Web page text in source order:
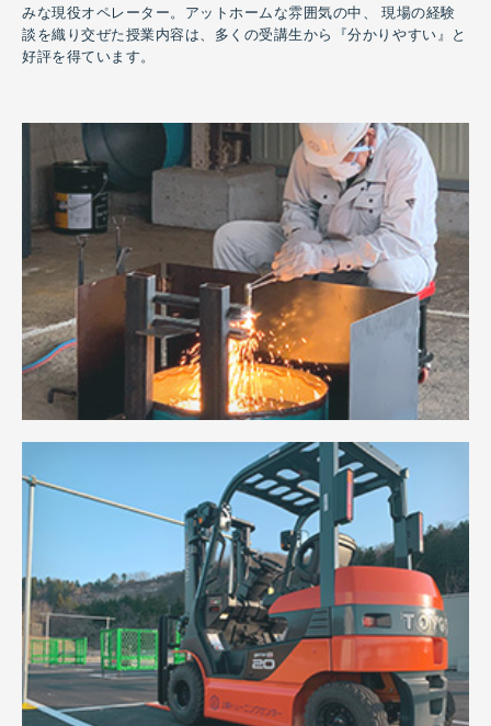
基礎工事をワンストップで対応いたします
当社の強み
01
自社で製造する地元・上越の自然石を使用するのでより
全国で骨材製造から施工まで自社対応しているのは当社
だけです。
02
地盤調査機を保有。
調査、設計、施工までの一連の作業も全てお任せくだ
さい。
03
土木工事の実績が多い当社の確かな技術力を生か
し、
安心・安全な施工を行います。
みな現役オペレーター。アットホームな雰囲気の中、 現場の経験
談を織り交ぜた授業内容は、多くの受講生から『分かりやすい』と
好評を得ています。